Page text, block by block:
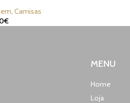
, Camisas
€
MENU
Home
Loja